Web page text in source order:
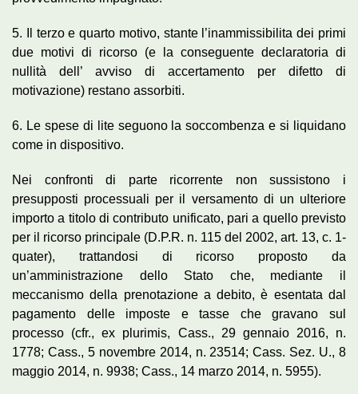
5. Il terzo e quarto motivo, stante l’inammissibilita dei primi
due motivi di ricorso (e la conseguente declaratoria di
nullità dell’ avviso di accertamento per difetto di
motivazione) restano assorbiti.
6. Le spese di lite seguono la soccombenza e si liquidano
come in dispositivo.
Nei confronti di parte ricorrente non sussistono i
presupposti processuali per il versamento di un ulteriore
importo a titolo di contributo unificato, pari a quello previsto
per il ricorso principale (D.P.R. n. 115 del 2002, art. 13, c. 1-
quater), trattandosi di ricorso proposto da
un’amministrazione dello Stato che, mediante il
meccanismo della prenotazione a debito, è esentata dal
pagamento delle imposte e tasse che gravano sul
processo (cfr., ex plurimis, Cass., 29 gennaio 2016, n.
1778; Cass., 5 novembre 2014, n. 23514; Cass. Sez. U., 8
maggio 2014, n. 9938; Cass., 14 marzo 2014, n. 5955).